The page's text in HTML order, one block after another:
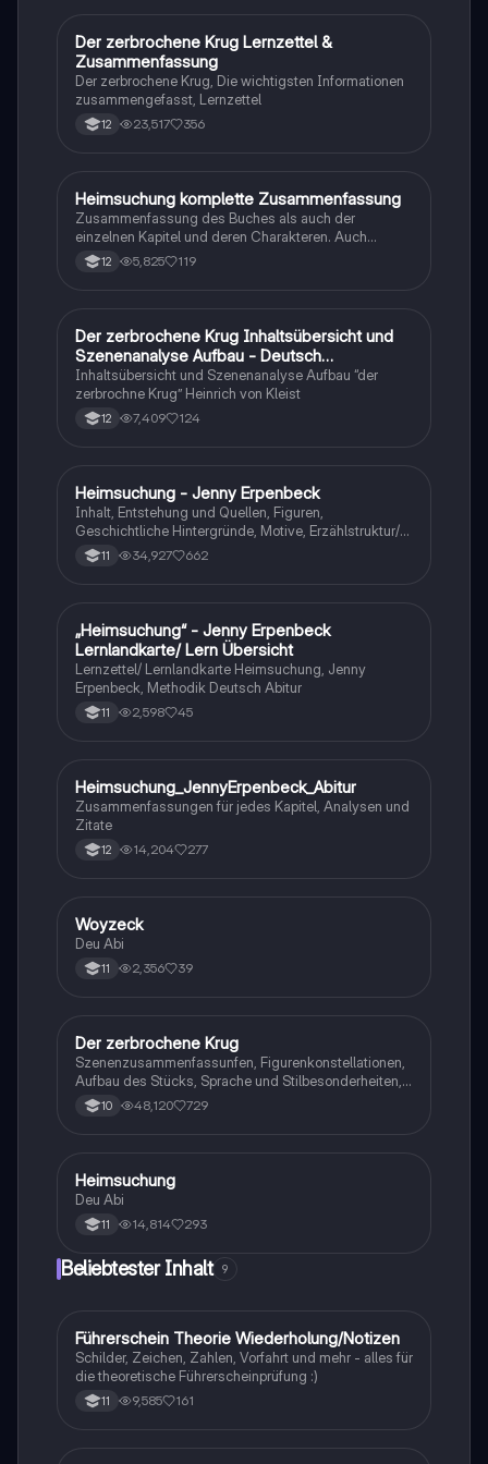
Fähigkeiten in der Textanalyse verbessern möchten.
Deutsch
Der zerbrochene Krug Lernzettel &
Zusammenfassung
Der zerbrochene Krug, Die wichtigsten Informationen
zusammengefasst, Lernzettel
12 23,517 356
Deutsch
Heimsuchung komplette Zusammenfassung
Zusammenfassung des Buches als auch der
einzelnen Kapitel und deren Charakteren. Auch
tabellarisch. Im Unterricht ohne KI erstellt
12 5,825 119
Deutsch
Der zerbrochene Krug Inhaltsübersicht und
Szenenanalyse Aufbau - Deutsch
Q1/Q2/Abitur
Inhaltsübersicht und Szenenanalyse Aufbau “der
zerbrochne Krug” Heinrich von Kleist
12 7,409 124
Deutsch
Heimsuchung - Jenny Erpenbeck
Inhalt, Entstehung und Quellen, Figuren,
Geschichtliche Hintergründe, Motive, Erzählstruktur/-
stil 11 34,927 662
Deutsch
„Heimsuchung“ - Jenny Erpenbeck
Lernlandkarte/ Lern Übersicht
Lernzettel/ Lernlandkarte Heimsuchung, Jenny
Erpenbeck, Methodik Deutsch Abitur
11 2,598 45
Deutsch
Heimsuchung_JennyErpenbeck_Abitur
Zusammenfassungen für jedes Kapitel, Analysen und
Zitate
12 14,204 277
Deutsch
Woyzeck
Deu Abi
11 2,356 39
Deutsch
Der zerbrochene Krug
Szenenzusammenfassunfen, Figurenkonstellationen,
Aufbau des Stücks, Sprache und Stilbesonderheiten,
Aussageabsicht, Thematik, Interpretation
10 48,120 729
Deutsch
Heimsuchung
Deu Abi
11 14,814 293
Beliebtester Inhalt 9
Lerntipps
Führerschein Theorie Wiederholung/Notizen
Schilder, Zeichen, Zahlen, Vorfahrt und mehr - alles für
die theoretische Führerscheinprüfung :)
11 9,585 161